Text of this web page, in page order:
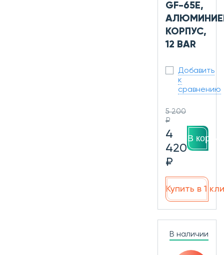
GF-65E,
КОРПУС,
12 BAR
Добавить
к
сравнению
5 200
₽
4
420
₽
В
Купить в 1
В наличии